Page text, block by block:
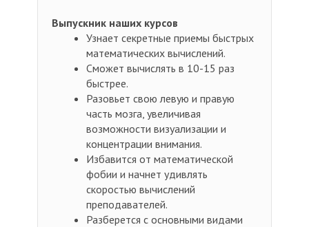
Выпускник наших курсов
Узнает секретные приемы быстрых
математических вычислений.
Сможет вычислять в 10-15 раз
быстрее.
Разовьет свою левую и правую
часть мозга, увеличивая
возможности визуализации и
концентрации внимания.
Избавится от математической
фобии и начнет удивлять
скоростью вычислений
преподавателей.
Разберется с основными видами